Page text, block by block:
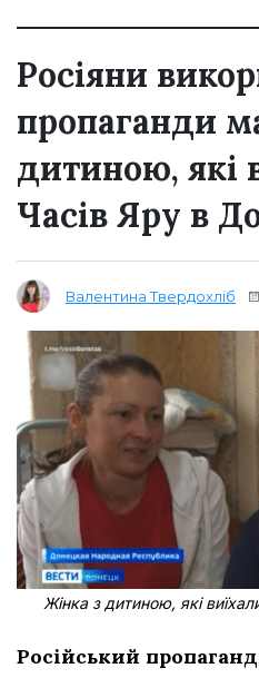
Росіяни
пропаганди
дитиною, які
Часів Яру в
Валентина Твердохліб
Жінка з дитиною, які
Російський